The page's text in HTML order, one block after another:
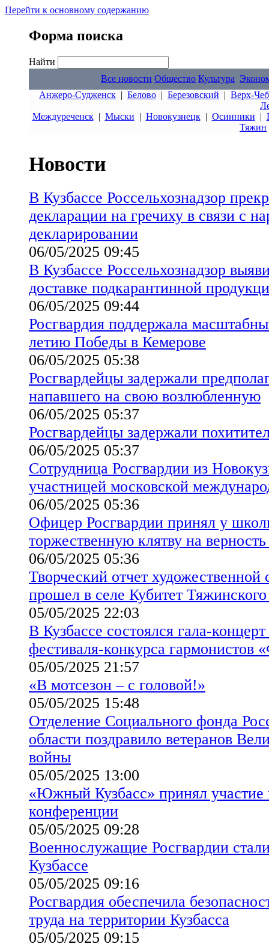
Перейти к основному содержанию
Форма поиска
Найти
Все новости Общество Культура
Анжеро-Судженск | Белово | Березовский | Верх-
Междуреченск| Мыски | Новокузнецк| Осинники |
Тяжин
Новости
В Кузбассе Россельхознадзор
декларации на гречиху в связи с
декларировании
06/05/2025 09:45
В Кузбассе Россельхознадзор
доставке подкарантинной
06/05/2025 09:44
Росгвардия поддержала
летию Победы в Кемерове
06/05/2025 05:38
Росгвардейцы задержали
напавшего на свою возлюбленную
06/05/2025 05:37
Росгвардейцы задержали
06/05/2025 05:37
Сотрудница Росгвардии из
участницей московской
06/05/2025 05:36
Офицер Росгвардии принял у
торжественную клятву на
06/05/2025 05:36
Творческий отчет художественной
прошел в селе Кубитет Тяжинского
05/05/2025 22:03
В Кузбассе состоялся гала-
фестиваля-конкурса гармонистов
05/05/2025 21:57
«В мотсезон – с головой!»
05/05/2025 15:48
Отделение Социального фонда
области поздравило ветеранов
войны
05/05/2025 13:00
«Южный Кузбасс» принял участие
конференции
05/05/2025 09:28
Военнослужащие Росгвардии
Кузбассе
05/05/2025 09:16
Росгвардия обеспечила
труда на территории Кузбасса
05/05/2025 09:15